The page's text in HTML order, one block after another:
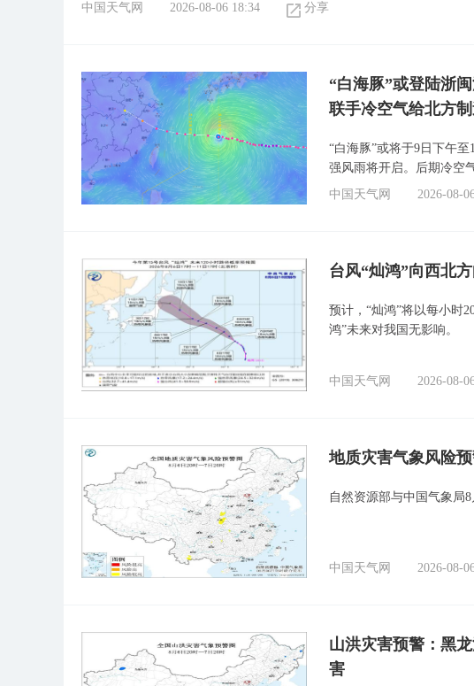
中国天气网 2026-08-06 18:34 分享
“白海豚”或登陆浙
联手冷空气给北方
“白海豚”或将于9日下午
强风雨将开启。后期冷空
中国天气网
2026-08-
台风“灿鸿”向西北
预计，“灿鸿”将以每小时
鸿”未来对我国无影响。
中国天气网 2026-08-
地质灾害气象风险
自然资源部与中国气象局
中国天气网 2026-08-
山洪灾害预警：黑
害